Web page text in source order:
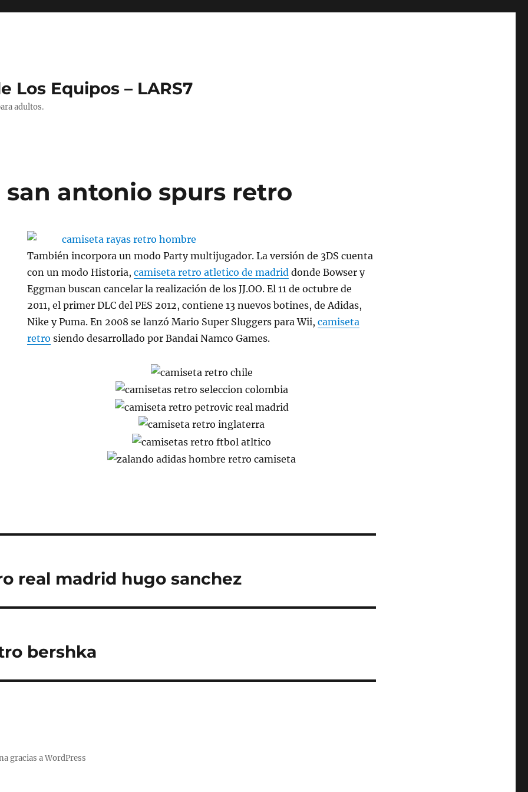
Los Equipos – LARS7
adultos.
antonio spurs retro
También incorpora un modo Party multijugador. La versión de 3DS cuenta
con un modo Historia,camiseta retro atletico de madrid donde Bowser y
Eggman buscan cancelar la realización de los JJ.OO. El 11 de octubre de
2011, el primer DLC del PES 2012, contiene 13 nuevos botines, de Adidas,
Nike y Puma. En 2008 se lanzó Mario Super Sluggers para Wii,camiseta
retro siendo desarrollado por Bandai Namco Games.
real madrid hugo sanchez
bershka
gracias a WordPress